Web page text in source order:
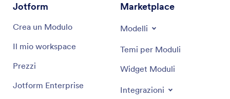
Jotform
Crea un Modulo
Il mio workspace
Prezzi
Jotform Enterprise
Marketplace
Modelli
Temi per Moduli
Widget Moduli
Integrazioni